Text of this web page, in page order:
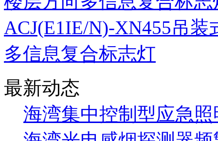
ACJ(E1IE/N)-XN455吊
多信息复合标志灯
最新动态
海湾集中控制型应急照